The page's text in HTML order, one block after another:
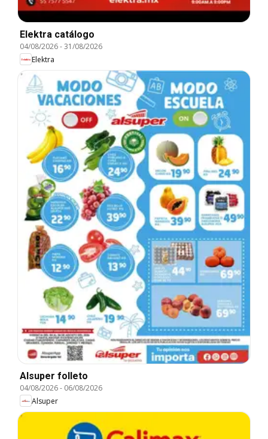
Elektra catálogo
04/08/2026-31/08/2026
Elektra
Alsuper folleto
04/08/2026- 06/08/2026
Alsuper